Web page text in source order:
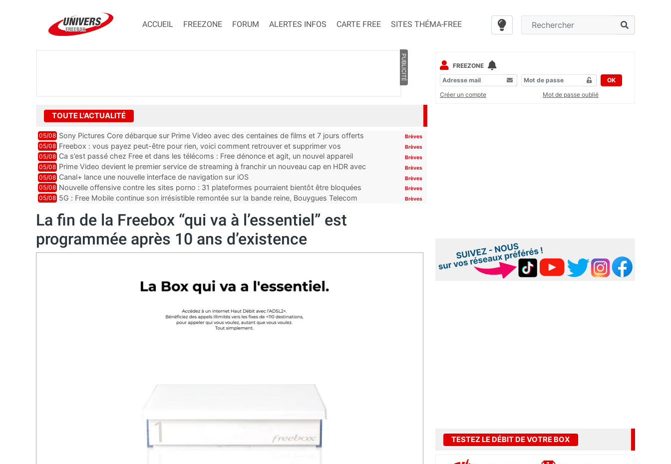
ACCUEIL FREEZONE FORUM ALERTES INFOS CARTE FREE SITES THÉMA-FREE
PUBLICITÉ
TOUTE L'ACTUALITÉ
05/08 Sony Pictures Core débarque sur Prime Video avec des centaines de films et 7 jours offerts Brèves
05/08 Freebox : vous payez peut-être pour rien, voici comment retrouver et supprimer vos
abonnements TV oubliés
Brèves
05/08 Ca s’est passé chez Free et dans les télécoms : Free dénonce et agit, un nouvel appareil
pointe le bout de...
Brèves
05/08 Prime Video devient le premier service de streaming à franchir un nouveau cap en HDR avec
ce lancement
Brèves
05/08 Canal+ lance une nouvelle interface de navigation sur iOS Brèves
05/08 Nouvelle offensive contre les sites porno : 31 plateformes pourraient bientôt être bloquées
par Orange, Free, SF...
Brèves
05/08 5G : Free Mobile continue son irrésistible remontée sur la bande reine, Bouygues Telecom
Brèves
La fin de la Freebox “qui va à l’essentiel” est
programmée après 10 ans d’existence
FREEZONE
OK
Créer un compte
Mot de passe oublié
TESTEZ LE DÉBIT DE VOTRE BOX